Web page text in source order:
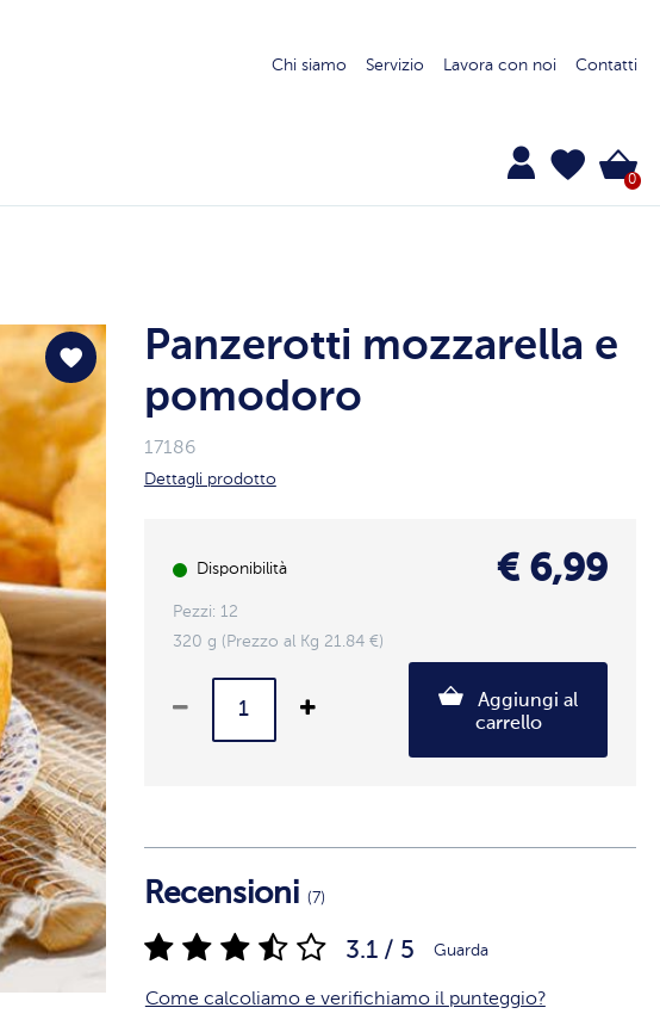
Chi siamo Servizio Lavora con noi Contatti
0
Panzerotti mozzarella e
pomodoro
17186
Dettagli prodotto
Disponibilità € 6,99
Pezzi: 12
320 g (Prezzo al Kg 21.84 €)
Aggiungi al
carrello
Recensioni (7)
3.1 / 5 Guarda
Come calcoliamo e verifichiamo il punteggio?